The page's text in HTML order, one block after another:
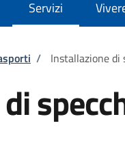
Servizi
/ Installazione di